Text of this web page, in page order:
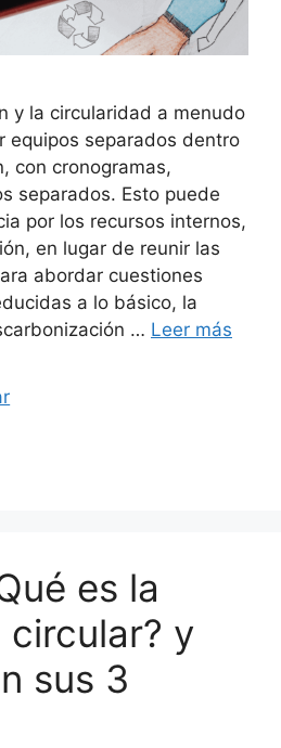
y la circularidad a menudo
equipos separados dentro
con cronogramas,
separados. Esto puede
por los recursos internos,
en lugar de reunir las
abordar cuestiones
a lo básico, la
… Leer más
es la
y
sus 3